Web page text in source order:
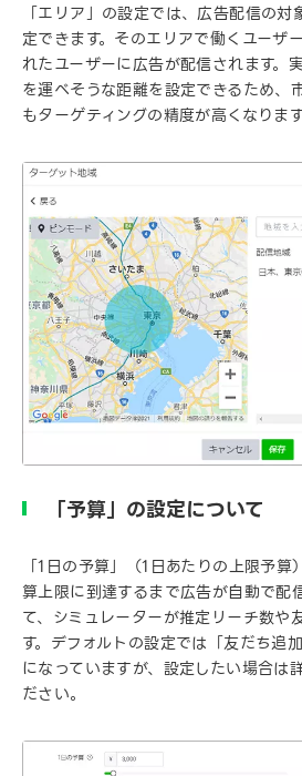
「エリア」の設定では、広告配信の
定できます。そのエリアで働くユーザ
れたユーザーに広告が配信されます。
を運べそうな距離を設定できるため、
もターゲティングの精度が高くなります
「予算」の設定について
「1日の予算」（1日あたりの上限予
算上限に到達するまで広告が自動で配
て、シミュレーターが推定リーチ数や
す。デフォルトの設定では「友だち追
になっていますが、設定したい場合は
ださい。